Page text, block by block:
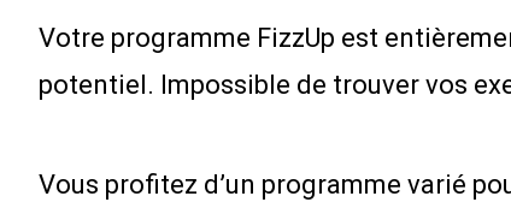
Votre programme FizzUp est
potentiel. Impossible de trouver vos
Vous profitez d’un programme varié